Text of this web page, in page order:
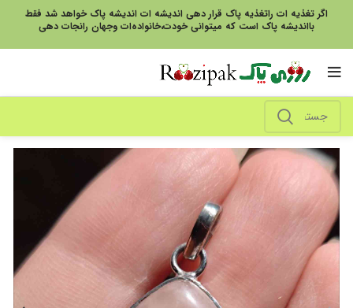
اگر تغذیه ات راتغذیه پاک قرار دهی اندیشه ات اندیشه پاک خواهد شد فقط
بااندیشه پاک است که میتوانی خودت،خانواده‌ات وجهان رانجات دهی